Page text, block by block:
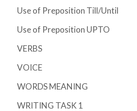
Use of Preposition Till/Until
Use of Preposition UPTO
VERBS
VOICE
WORDS MEANING
WRITING TASK 1